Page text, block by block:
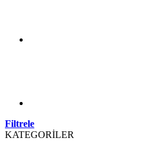
Filtrele
KATEGORİLER